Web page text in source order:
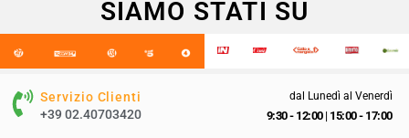
SIAMO STATI SU
Servizio Clienti
+39 02.40703420
dal Lunedì al Venerdì
9:30 - 12:00| 15:00 - 17:00